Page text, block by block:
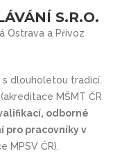
S.R.O.
Ostrava a Přívoz
dlouholetou tradicí.
(akreditace MŠMT ČR
odborné
pro pracovníky v
MPSV ČR).